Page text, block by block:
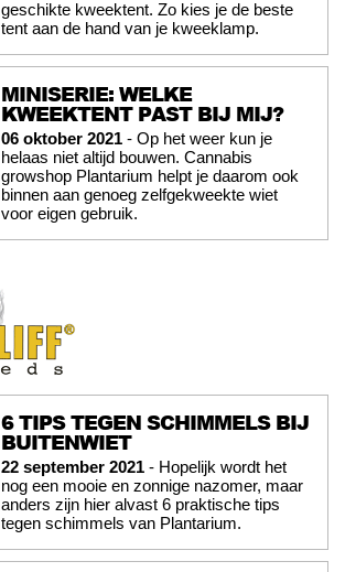
geschikte kweektent. Zo kies je de beste
tent aan de hand van je kweeklamp.
MINISERIE: WELKE
KWEEKTENT PAST BIJ MIJ?
06 oktober 2021 - Op het weer kun je
helaas niet altijd bouwen. Cannabis
growshop Plantarium helpt je daarom ook
binnen aan genoeg zelfgekweekte wiet
voor eigen gebruik.
6 TIPS TEGEN SCHIMMELS BIJ
BUITENWIET
22 september 2021 - Hopelijk wordt het
nog een mooie en zonnige nazomer, maar
anders zijn hier alvast 6 praktische tips
tegen schimmels van Plantarium.